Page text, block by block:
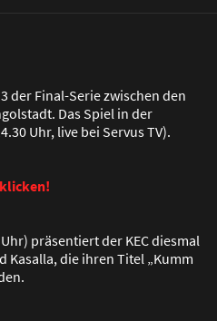
der Final-Serie zwischen den
Das Spiel in der
Uhr, live bei Servus TV).
präsentiert der KEC diesmal
Kasalla, die ihren Titel „Kumm